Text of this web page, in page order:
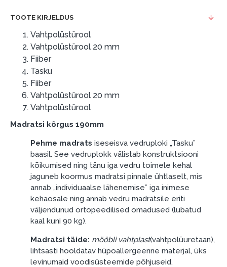
Näide: Toote hind 300 €, periood: 12 kuud,
esimene sissemakse: 0 €, igakuine makse: 25 €,
kogu ülemakse: 0 €.
Liisingut ja järelmaksu saate vormistada ka külastades
meie salongi Dārzciema tänaval 91, Riia, Läti.
Dokumendi nõuded:
ESTO LV AS (Dokumentide vormistamiseks on
vajalik Smart-ID, eParaksts eID, eParaksts eID
SEB või Citadele).
Lepingu tingimused:
Liisingulepingu võib allkirjastada ainult see isik,
kes on märgitud krediidi saamise lepingus.
Lisateave:
kauba tarnetingimustega, samuti
garantii ja tagastamise tingimustega.
TOOTE KIRJELDUS
Vahtpolüstürool
Vahtpolüstürool 20 mm
Fiiber
Tasku
Fiiber
Vahtpolüstürool 20 mm
Vahtpolüstürool
Madratsi kõrgus 190mm
Pehme madrats iseseisva vedruploki „Tasku”
baasil. See vedruplokk välistab konstruktsiooni
kõikumised ning tänu iga vedru toimele kehal
jaguneb koormus madratsi pinnale ühtlaselt, mis
annab „individuaalse lähenemise” iga inimese
kehaosale ning annab vedru madratsile eriti
väljendunud ortopeedilised omadused (lubatud
kaal kuni 90 kg).
Madratsi täide: mööbli vahtplast(vahtpolüuretaan),
lihtsasti hooldatav hüpoallergeenne materjal, üks
levinumaid voodisüsteemide põhjuseid.